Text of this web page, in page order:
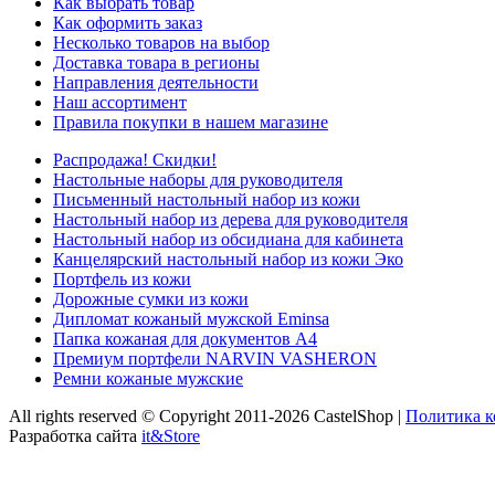
Как оформить заказ
Несколько товаров на выбор
Доставка товара в регионы
Направления деятельности
Наш ассортимент
Правила покупки в нашем магазине
Распродажа! Скидки!
Настольные наборы для руководителя
Письменный настольный набор из кожи
Настольный набор из дерева для руководителя
Настольный набор из обсидиана для кабинета
Канцелярский настольный набор из кожи Эко
Портфель из кожи
Дорожные сумки из кожи
Дипломат кожаный мужской Eminsa
Папка кожаная для документов А4
Премиум портфели NARVIN VASHERON
Ремни кожаные мужские
All rights reserved © Copyright 2011-2026 CastelShop | Политика
Разработка сайта it&Store